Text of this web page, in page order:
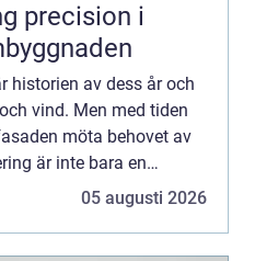
i
historien av dess år och
vind. Men med tiden
möta behovet av
är inte bara en
05 augusti 2026